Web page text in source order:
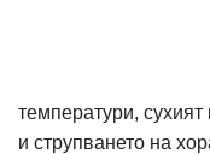
температури,
и струпването на